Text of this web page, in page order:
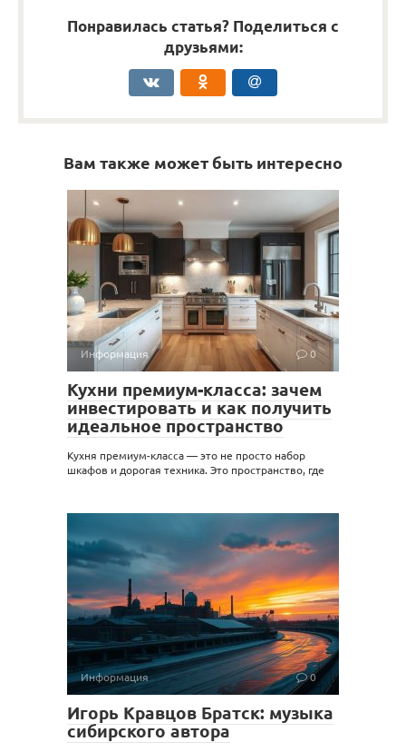
Понравилась статья? Поделиться с
друзьями:
Вам также может быть интересно
Информация 0
Кухни премиум-класса: зачем
инвестировать и как получить
идеальное пространство
Кухня премиум-класса — это не просто набор
шкафов и дорогая техника. Это пространство, где
Информация 0
Игорь Кравцов Братск: музыка
сибирского автора